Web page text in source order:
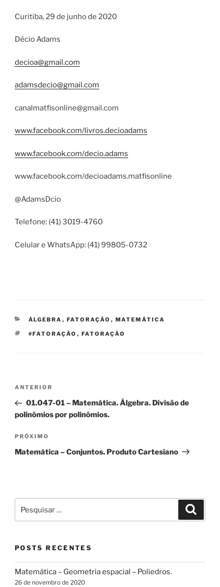
Curitiba, 29 de junho de 2020
Décio Adams
decioa@gmail.com
adamsdecio@gmail.com
canalmatfisonline@gmail.com
www.facebook.com/livros.decioadams
www.facebook.com/decio.adams
www.facebook.com/decioadams.matfisonline
@AdamsDcio
Telefone: (41) 3019-4760
Celular e WhatsApp: (41) 99805-0732
CATEGORIAS
ÁLGEBRA , FATORAÇÃO , MATEMÁTICA
TAGS
#FATORAÇÃO , FATORAÇÃO
Navegação
Post
Post
anterior
ANTERIOR
01.047-01 – Matemática. Álgebra. Divisão de
polinômios por polinômios.
Próximo
post
PRÓXIMO
Matemática – Conjuntos. Produto Cartesiano
por:
POSTS RECENTES
Matemática – Geometria espacial – Poliedros.
26 de novembro de 2020